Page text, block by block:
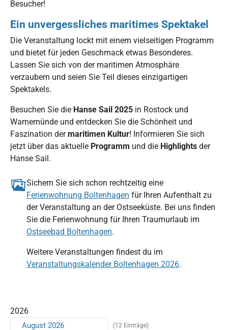
Besucher!
Ein unvergessliches maritimes Spektakel
Die Veranstaltung lockt mit einem vielseitigen Programm
und bietet für jeden Geschmack etwas Besonderes.
Lassen Sie sich von der maritimen Atmosphäre
verzaubern und seien Sie Teil dieses einzigartigen
Spektakels.
Besuchen Sie die Hanse Sail 2025 in Rostock und
Warnemünde und entdecken Sie die Schönheit und
Faszination dermaritimen Kultur! Informieren Sie sich
jetzt über das aktuelle Programm und die Highlights der
Hanse Sail.
Sichern Sie sich schon rechtzeitig eine
Ferienwohnung Boltenhagen für Ihren Aufenthalt zu
der Veranstaltung an der Ostseeküste. Bei uns finden
Sie die Ferienwohnung für Ihren Traumurlaub im
Ostseebad Boltenhagen.
Weitere Veranstaltungen findest du im
Veranstaltungskalender Boltenhagen 2026.
2026
August 2026 (12 Einträge)